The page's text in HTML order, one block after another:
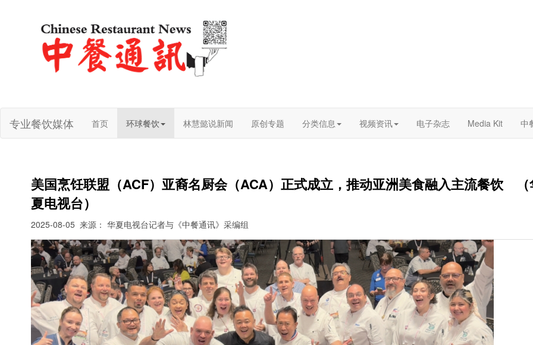
专业餐饮媒体 首页 环球餐饮 林慧懿说新闻 原创专题 分类信息 视频资讯 电子杂志 Media Kit 中
美国烹饪联盟（ACF）亚裔名厨会（ACA）正式成立，推动亚洲美食融入主流餐饮 （
夏电视台）
2025-08-05 来源： 华夏电视台记者与《中餐通讯》采编组